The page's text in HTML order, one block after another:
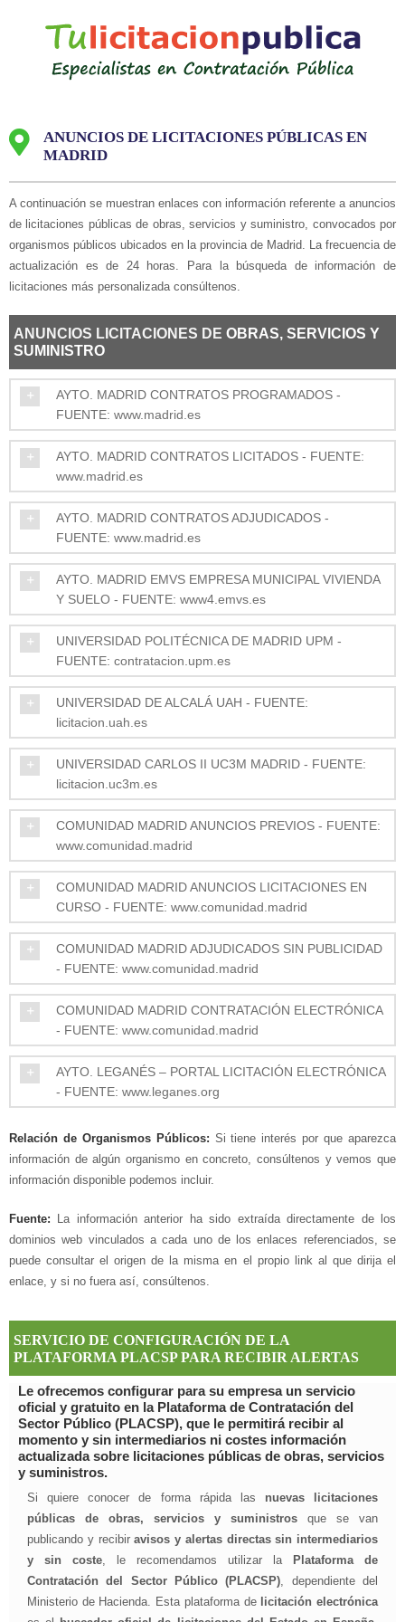
ANUNCIOS DE LICITACIONES PÚBLICAS EN
MADRID
A continuación se muestran enlaces con información referente a anuncios
de licitaciones públicas de obras, servicios y suministro, convocados por
organismos públicos ubicados en la provincia de Madrid. La frecuencia de
actualización es de 24 horas. Para la búsqueda de información de
licitaciones más personalizada consúltenos.
ANUNCIOS LICITACIONES DE OBRAS, SERVICIOS Y
SUMINISTRO
AYTO. MADRID CONTRATOS PROGRAMADOS -
FUENTE: www.madrid.es
AYTO. MADRID CONTRATOS LICITADOS - FUENTE:
www.madrid.es
AYTO. MADRID CONTRATOS ADJUDICADOS -
FUENTE: www.madrid.es
AYTO. MADRID EMVS EMPRESA MUNICIPAL VIVIENDA
Y SUELO - FUENTE: www4.emvs.es
UNIVERSIDAD POLITÉCNICA DE MADRID UPM -
FUENTE: contratacion.upm.es
UNIVERSIDAD DE ALCALÁ UAH - FUENTE:
licitacion.uah.es
UNIVERSIDAD CARLOS II UC3M MADRID - FUENTE:
licitacion.uc3m.es
COMUNIDAD MADRID ANUNCIOS PREVIOS - FUENTE:
www.comunidad.madrid
COMUNIDAD MADRID ANUNCIOS LICITACIONES EN
CURSO - FUENTE: www.comunidad.madrid
COMUNIDAD MADRID ADJUDICADOS SIN PUBLICIDAD
- FUENTE: www.comunidad.madrid
COMUNIDAD MADRID CONTRATACIÓN ELECTRÓNICA
- FUENTE: www.comunidad.madrid
AYTO. LEGANÉS – PORTAL LICITACIÓN ELECTRÓNICA
- FUENTE: www.leganes.org
Relación de Organismos Públicos: Si tiene interés por que aparezca
información de algún organismo en concreto, consúltenos y vemos que
información disponible podemos incluir.
Fuente: La información anterior ha sido extraída directamente de los
dominios web vinculados a cada uno de los enlaces referenciados, se
puede consultar el origen de la misma en el propio link al que dirija el
enlace, y si no fuera así, consúltenos.
SERVICIO DE CONFIGURACIÓN DE LA
PLATAFORMA PLACSP PARA RECIBIR ALERTAS
Le ofrecemos configurar para su empresa un servicio
oficial y gratuito en la Plataforma de Contratación del
Sector Público (PLACSP), que le permitirá recibir al
momento y sin intermediarios ni costes información
actualizada sobre licitaciones públicas de obras, servicios
y suministros.
Si quiere conocer de forma rápida las nuevas licitaciones
públicas de obras, servicios y suministros que se van
publicando y recibiravisos y alertas directas sin intermediarios
y sin coste, le recomendamos utilizar la
Plataforma de
Contratación del Sector Público (PLACSP), dependiente del
Ministerio de Hacienda. Esta plataforma de licitación electrónica